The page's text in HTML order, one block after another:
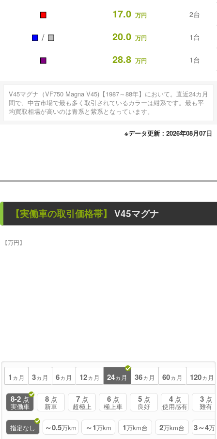
■ 17.0 万円 2台
■ / ■ 20.0 万円 1台
■ 28.8 万円 1台
V45マグナ（VF750 Magna V45)【1987～88年】において。直近24カ月
間で、中古市場で最も多く取引されているカラーは紺系です。最も平
均買取相場が高いのは青系と紫系となっています。
※データ更新：2026年08月07日
【実働車の取引価格帯】 V45マグナ
【万円】
1 ヵ月 3ヵ月 6ヵ月 12ヵ月 24ヵ月 36ヵ月 60ヵ月 120ヵ月
8-2 点
実働車
8 点
新車
7 点
超極上
6 点
極上車
5 点
良好
4 点
使用感有
3 点
難有
指定なし ～0.5万km ～1万km 1万km台 2万km台 3～4万